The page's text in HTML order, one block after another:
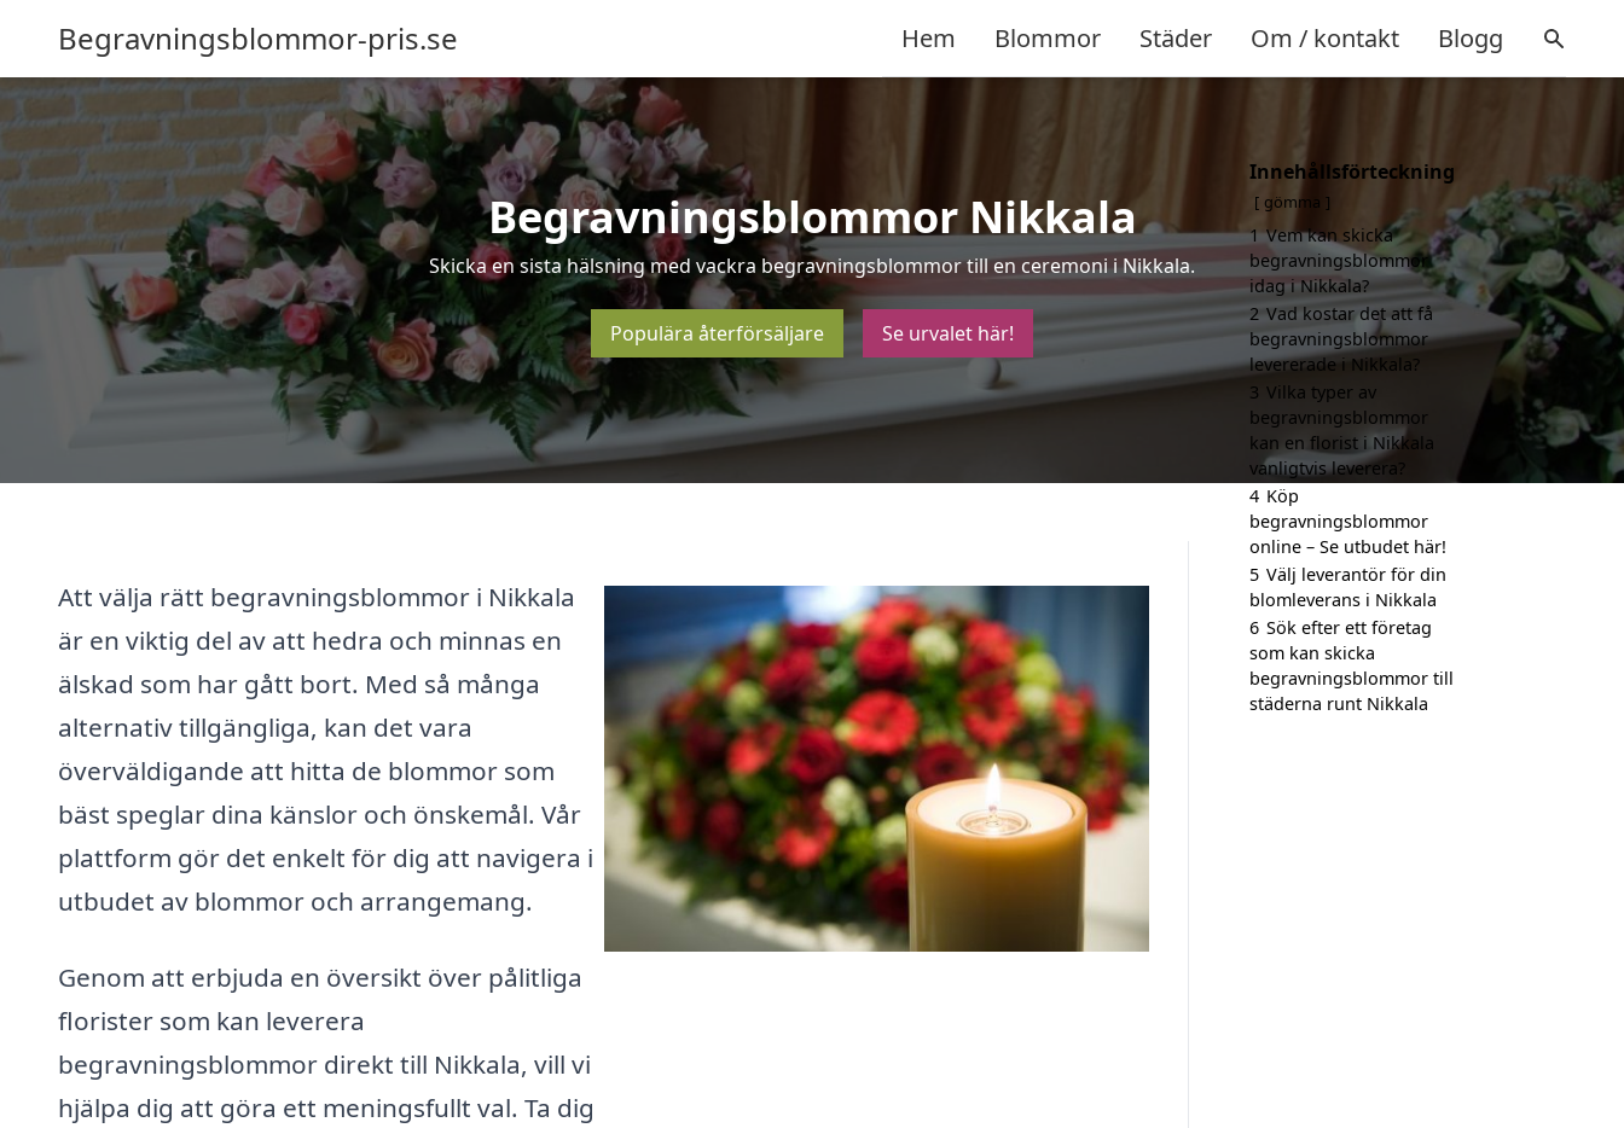
Begravningsblommor-pris.se Hem Blommor Städer Om / kontakt Blogg
Begravningsblommor Nikkala
Skicka en sista hälsning med vackra begravningsblommor till en ceremoni i Nikkala.
Populära återförsäljare Se urvalet här!
Att välja rätt begravningsblommor i Nikkala
är en viktig del av att hedra och minnas en
älskad som har gått bort. Med så många
alternativ tillgängliga, kan det vara
överväldigande att hitta de blommor som
bäst speglar dina känslor och önskemål. Vår
plattform gör det enkelt för dig att navigera i
utbudet av blommor och arrangemang.
Genom att erbjuda en översikt över pålitliga
florister som kan leverera
begravningsblommor direkt till Nikkala, vill vi
hjälpa dig att göra ett meningsfullt val. Ta dig
Innehållsförteckning
gömma
1 Vem kan skicka
begravningsblommor
idag i Nikkala?
2 Vad kostar det att få
begravningsblommor
levererade i Nikkala?
3 Vilka typer av
begravningsblommor
kan en florist i Nikkala
vanligtvis leverera?
4 Köp
begravningsblommor
online – Se utbudet här!
5 Välj leverantör för din
blomleverans i Nikkala
6 Sök efter ett företag
som kan skicka
begravningsblommor till
städerna runt Nikkala